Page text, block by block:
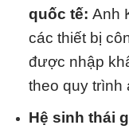
quốc tế: Anh
các thiết bị
được nhập
theo quy trình
Hệ sinh thái